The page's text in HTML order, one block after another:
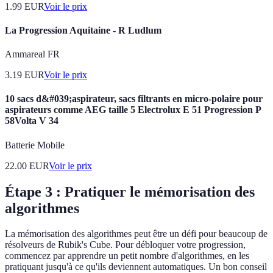
1.99 EURVoir le prix
La Progression Aquitaine - R Ludlum
Ammareal FR
3.19 EURVoir le prix
10 sacs d&#039;aspirateur, sacs filtrants en micro-polaire pour
aspirateurs comme AEG taille 5 Electrolux E 51 Progression P
58Volta V 34
Batterie Mobile
22.00 EURVoir le prix
Étape 3 : Pratiquer le mémorisation des
algorithmes
La mémorisation des algorithmes peut être un défi pour beaucoup de
résolveurs de Rubik's Cube. Pour débloquer votre progression,
commencez par apprendre un petit nombre d'algorithmes, en les
pratiquant jusqu'à ce qu'ils deviennent automatiques. Un bon conseil